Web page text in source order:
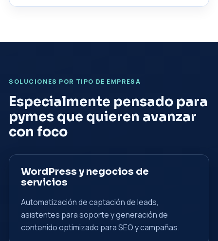
SOLUCIONES POR TIPO DE EMPRESA
Especialmente pensado para
pymes que quieren avanzar
con foco
WordPress y negocios de
servicios
Automatización de captación de leads,
asistentes para soporte y generación de
contenido optimizado para SEO y campañas.